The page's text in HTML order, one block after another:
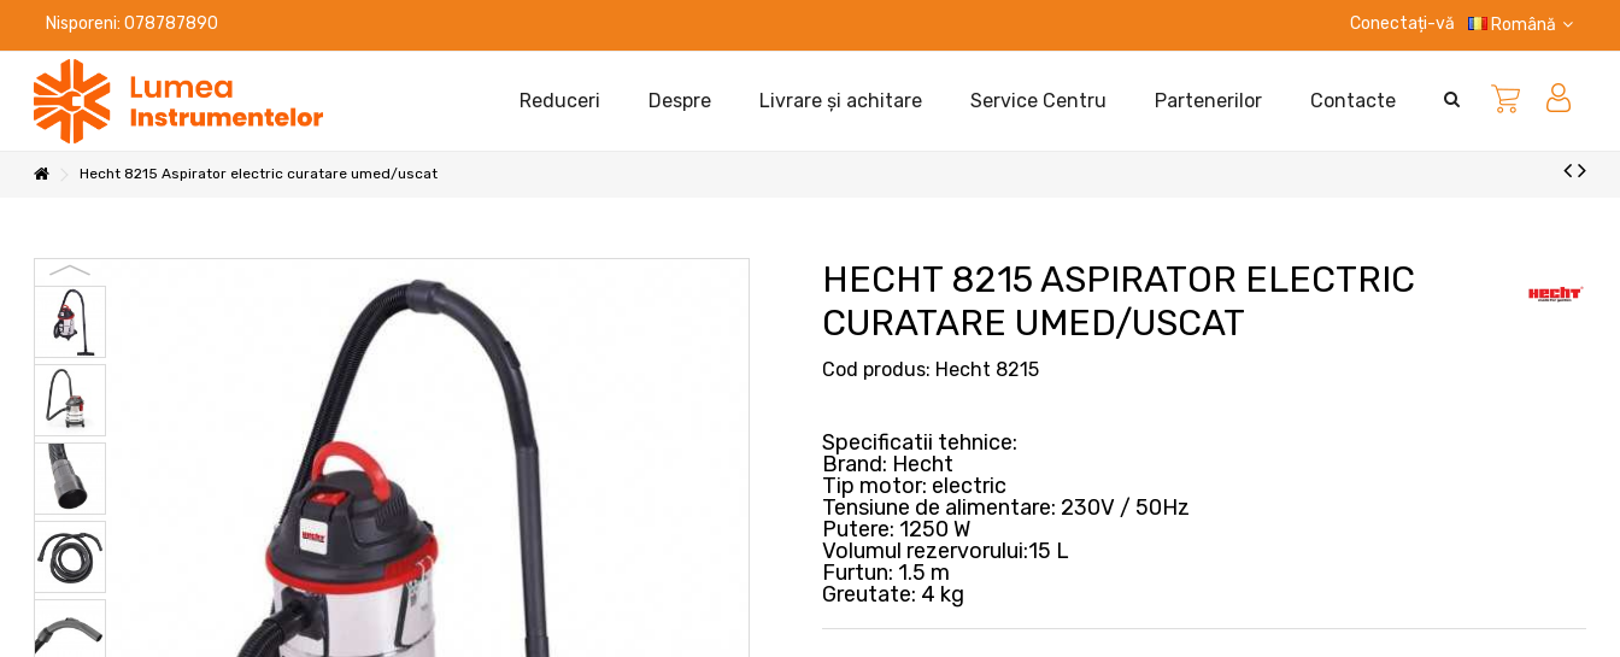
Română
Nisporeni: 078787890 Conectați-vă
Reduceri Despre Livrare și achitare Service Centru Partenerilor Contacte
Hecht 8215 Aspirator electric curatare umed/uscat
HECHT 8215 ASPIRATOR ELECTRIC
CURATARE UMED/USCAT
Cod produs: Hecht 8215
Specificatii tehnice:
Brand: Hecht
Tip motor: electric
Tensiune de alimentare: 230V / 50Hz
Putere: 1250 W
Volumul rezervorului:15 L
Furtun: 1.5 m
Greutate: 4 kg